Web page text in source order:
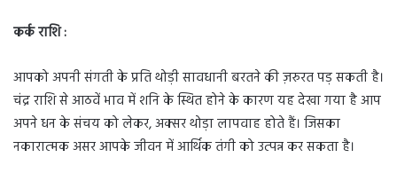
कर्क राशि :
आपको अपनी संगती के प्रति थोड़ी सावधानी बरतने की ज़रुरत पड़ सकती है।
चंद्र राशि से आठवें भाव में शनि के स्थित होने के कारण यह देखा गया है आप
अपने धन के संचय को लेकर, अक्सर थोड़ा लापवाह होते हैं। जिसका
नकारात्मक असर आपके जीवन में आर्थिक तंगी को उत्पन्न कर सकता है।